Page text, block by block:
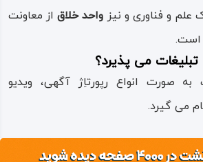
علم و فناوری و نیز واحد خلاقاز معاونت
است.
می پذیرد؟
به صورت انواع رپورتاِژ آگهی، ویدیو
می گیرد.